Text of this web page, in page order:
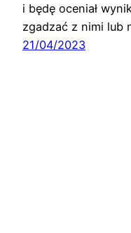
i będę oceniał
zgadzać z nimi lub
21/04/2023